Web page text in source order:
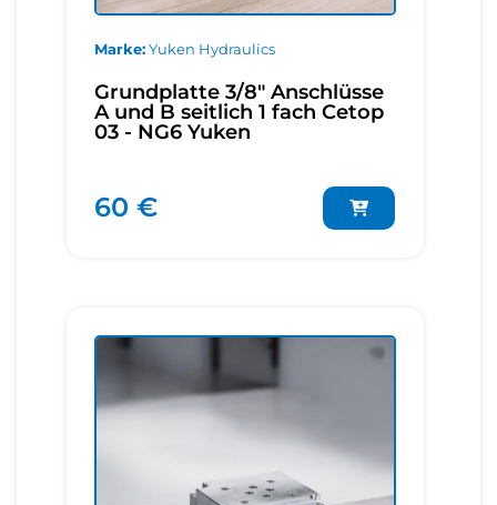
Marke Yuken Hydraulics
Grundplatte 3/8" Anschlüsse
A und B seitlich 1 fach Cetop
03 - NG6 Yuken
60 €